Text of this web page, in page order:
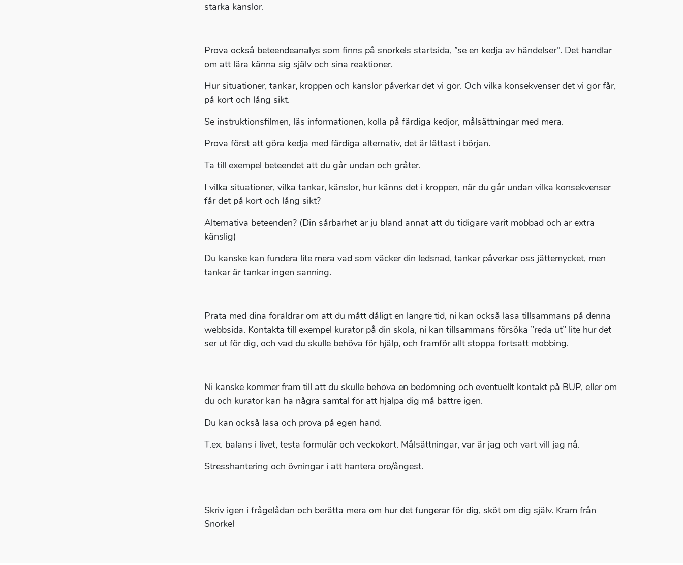
starka känslor.
Prova också beteendeanalys som finns på snorkels startsida, ”se en kedja av händelser”. Det handlar
om att lära känna sig själv och sina reaktioner.
Hur situationer, tankar, kroppen och känslor påverkar det vi gör. Och vilka konsekvenser det vi gör får,
på kort och lång sikt.
Se instruktionsfilmen, läs informationen, kolla på färdiga kedjor, målsättningar med mera.
Prova först att göra kedja med färdiga alternativ, det är lättast i början.
Ta till exempel beteendet att du går undan och gråter.
I vilka situationer, vilka tankar, känslor, hur känns det i kroppen, när du går undan vilka konsekvenser
får det på kort och lång sikt?
Alternativa beteenden? (Din sårbarhet är ju bland annat att du tidigare varit mobbad och är extra
känslig)
Du kanske kan fundera lite mera vad som väcker din ledsnad, tankar påverkar oss jättemycket, men
tankar är tankar ingen sanning.
Prata med dina föräldrar om att du mått dåligt en längre tid, ni kan också läsa tillsammans på denna
webbsida. Kontakta till exempel kurator på din skola, ni kan tillsammans försöka ”reda ut” lite hur det
ser ut för dig, och vad du skulle behöva för hjälp, och framför allt stoppa fortsatt mobbing.
Ni kanske kommer fram till att du skulle behöva en bedömning och eventuellt kontakt på BUP, eller om
du och kurator kan ha några samtal för att hjälpa dig må bättre igen.
Du kan också läsa och prova på egen hand.
T.ex. balans i livet, testa formulär och veckokort. Målsättningar, var är jag och vart vill jag nå.
Stresshantering och övningar i att hantera oro/ångest.
Skriv igen i frågelådan och berätta mera om hur det fungerar för dig, sköt om dig själv. Kram från
Snorkel